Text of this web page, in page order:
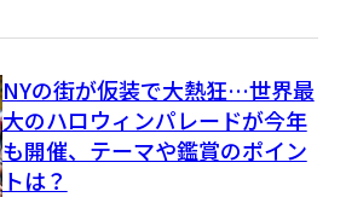
NYの街が仮装で大熱狂…世界最
大のハロウィンパレードが今年
も開催、テーマや鑑賞のポイン
トは？